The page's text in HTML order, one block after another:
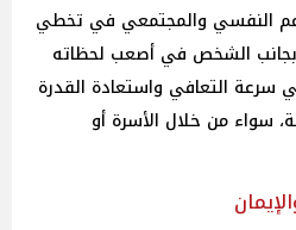
النفسي والمجتمعي في تخطي
بجانب الشخص في أصعب لحظاته
سرعة التعافي واستعادة القدرة
سواء من خلال الأسرة أو